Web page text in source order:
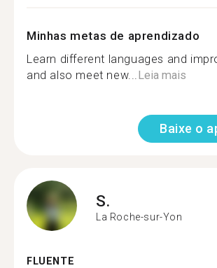
Minhas metas de aprendizado
Learn different languages and
and also meet new...Leia mais
Baixe o
S.
La Roche-sur-Yon
FLUENTE